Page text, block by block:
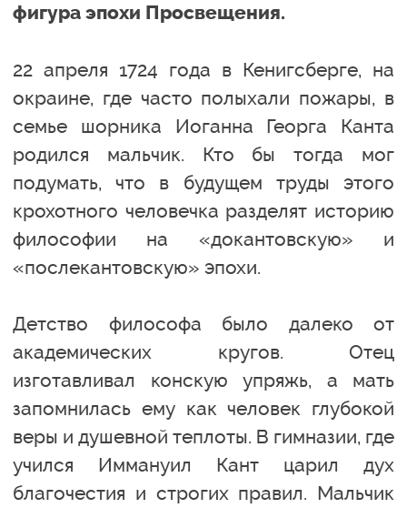
фигура эпохи Просвещения.
22 апреля 1724 года в Кенигсберге, на
окраине, где часто полыхали пожары, в
семье шорника Иоганна Георга Канта
родился мальчик. Кто бы тогда мог
подумать, что в будущем труды этого
крохотного человечка разделят историю
философии на «докантовскую» и
«послекантовскую» эпохи.
Детство философа было далеко от
академических кругов. Отец
изготавливал конскую упряжь, а мать
запомнилась ему как человек глубокой
веры и душевной теплоты. В гимназии, где
учился Иммануил Кант царил дух
благочестия и строгих правил. Мальчик